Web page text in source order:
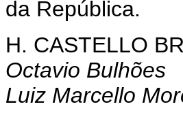
da República.
H. CASTELLO
Octavio Bulhões
Luiz Marcello